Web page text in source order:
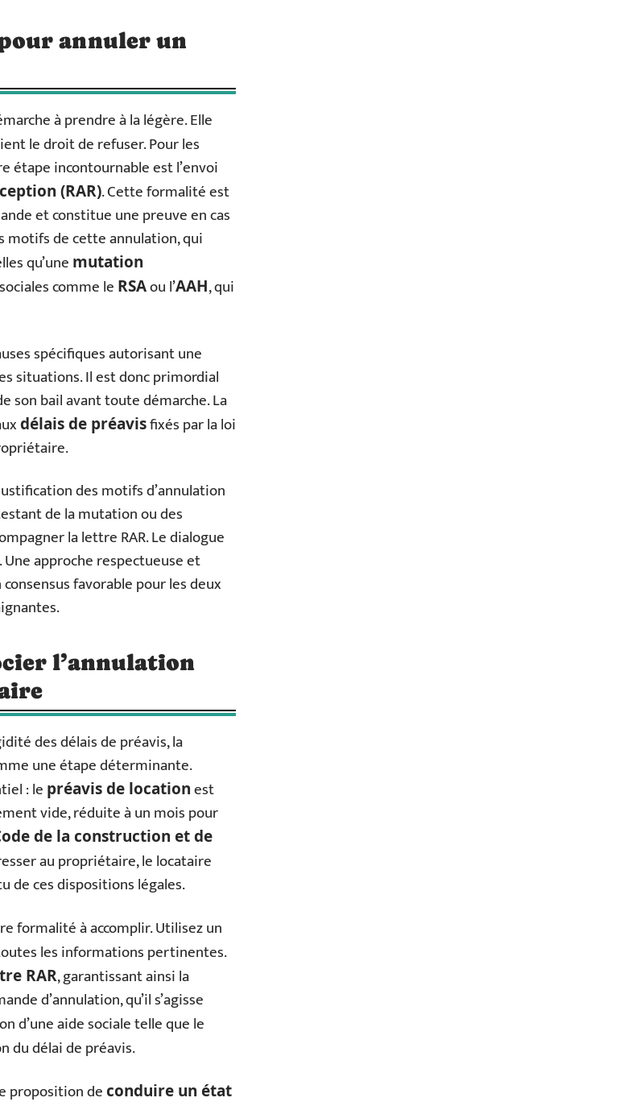
annuler un
à prendre à la légère. Elle
le droit de refuser. Pour les
étape incontournable est l’envoi
(RAR). Cette formalité est
et constitue une preuve en cas
de cette annulation, qui
qu’une mutation
comme le RSAou l’AAH, qui
spécifiques autorisant une
situations. Il est donc primordial
bail avant toute démarche. La
délais de préavisfixés par la loi
des motifs d’annulation
de la mutation ou des
la lettre RAR. Le dialogue
approche respectueuse et
favorable pour les deux
l’annulation
des délais de préavis, la
une étape déterminante.
: le préavis de locationest
vide, réduite à un mois pour
de la construction et de
au propriétaire, le locataire
de ces dispositions légales.
formalité à accomplir. Utilisez un
les informations pertinentes.
RAR, garantissant ainsi la
d’annulation, qu’il s’agisse
d’une aide sociale telle que le
du délai de préavis.
proposition deconduire un état